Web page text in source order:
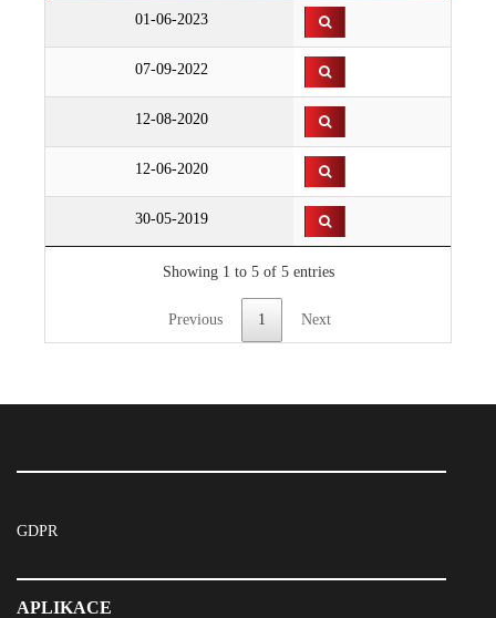
01-06-2023
07-09-2022
12-08-2020
12-06-2020
30-05-2019
Showing 1 to 5 of 5 entries
Previous 1 Next
GDPR
APLIKACE